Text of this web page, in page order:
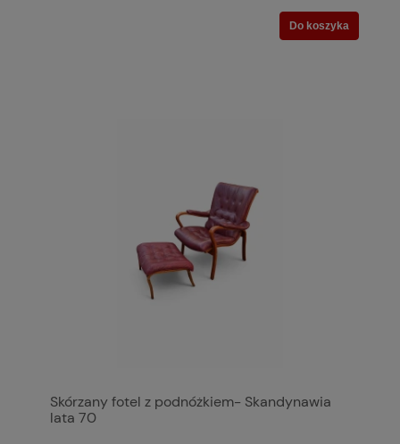
Do koszyka
Skórzany fotel z podnóżkiem- Skandynawia
lata 70